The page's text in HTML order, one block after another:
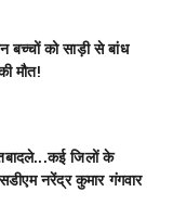
बच्चों को साड़ी से बांध
मौत!
जिलों के
नरेंद्र कुमार गंगवार